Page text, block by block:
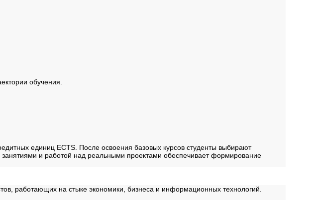
обучения.
единиц ECTS. После освоения базовых курсов студенты выбирают
занятиями и работой над реальными проектами обеспечивает формирование
работающих на стыке экономики, бизнеса и информационных технологий.